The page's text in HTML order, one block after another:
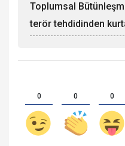
Toplumsal
terör tehdidinden
0 0 0